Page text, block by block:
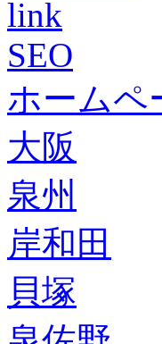
link
SEO
ホームペ
大阪
泉州
岸和田
貝塚